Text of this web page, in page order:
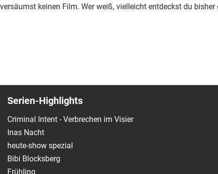
versäumst keinen Film. Wer weiß, vielleicht entdeckst du
Serien-Highlights
Criminal Intent - Verbrechen im Visier
Inas Nacht
heute-show spezial
Bibi Blocksberg
Frühling